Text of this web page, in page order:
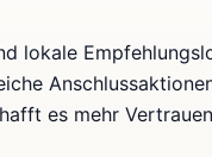
lokale
es mehr